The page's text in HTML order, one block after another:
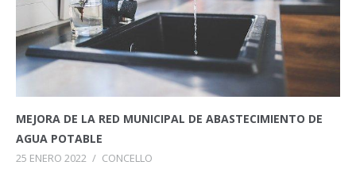
MEJORA DE LA RED MUNICIPAL DE ABASTECIMIENTO DE
AGUA POTABLE
25 ENERO 2022 / CONCELLO